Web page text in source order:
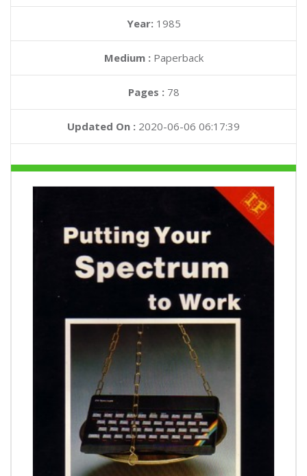
Year: 1985
Medium :Paperback
Pages : 78
Updated On : 2020-06-06 06:17:39